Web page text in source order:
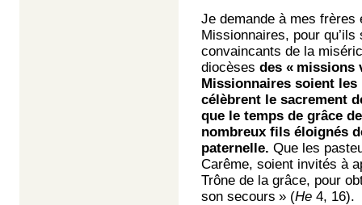
Je demande à mes frères
Missionnaires, pour
convaincants de la
diocèses des « missions
Missionnaires soient les
célèbrent le sacrement
que le temps de grâce
nombreux fils éloignés
paternelle. Que les
Carême, soient invités à
Trône de la grâce, pour
son secours » (He 4, 16).